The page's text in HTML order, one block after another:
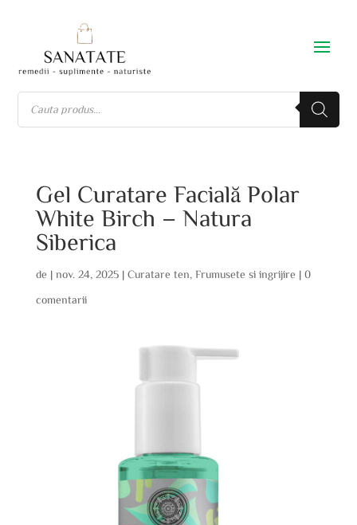
Gel Curatare Facială Polar
White Birch – Natura
Siberica
de | nov. 24, 2025| Curatare ten Frumusete si ingrijire| 0
comentarii